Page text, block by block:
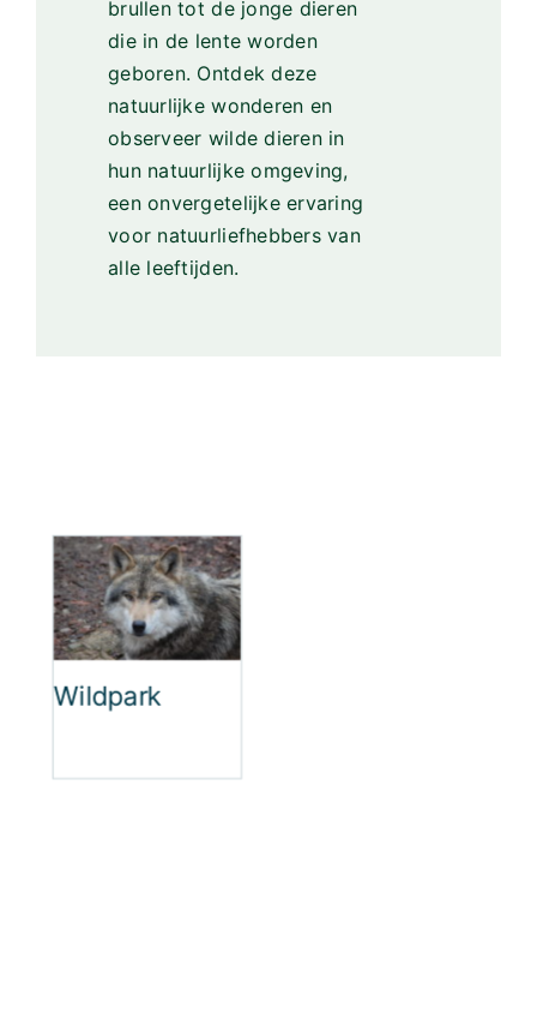
brullen tot de jonge dieren
die in de lente worden
geboren. Ontdek deze
natuurlijke wonderen en
observeer wilde dieren in
hun natuurlijke omgeving,
een onvergetelijke ervaring
voor natuurliefhebbers van
alle leeftijden.
Wildpark